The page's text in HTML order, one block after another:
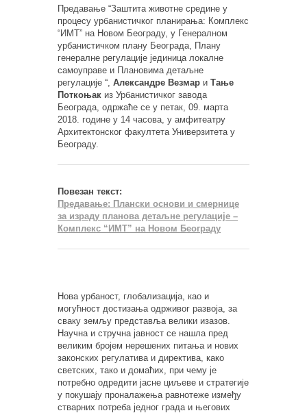
Предавање “Заштита животне средине у
процесу урбанистичког планирања: Комплекс
“ИМТ” на Новом Београду, у Генералном
урбанистичком плану Београда, Плану
генералне регулације јединица локалне
самоуправе и Плановима детаљне
регулације “, Александре Везмар и Тање
Поткоњак из Урбанистичког завода
Београда, одржаће се у петак, 09. марта
2018. године у 14 часова, у амфитеатру
Архитектонског факултета Универзитета у
Београду.
Повезан текст:
Предавање: Плански основи и смернице
за израду планова детаљне регулације –
Комплекс “ИМТ” на Новом Београду
Нова урбаност, глобализација, као и
могућност достизања одрживог развоја, за
сваку земљу представља велики изазов.
Научна и стручна јавност се нашла пред
великим бројем нерешених питања и нових
законских регулатива и директива, како
светских, тако и домаћих, при чему је
потребно одредити јасне циљеве и стратегије
у покушају проналажења равнотеже између
стварних потреба једног града и његових